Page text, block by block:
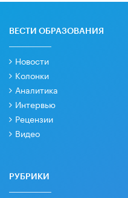
ВЕСТИ ОБРАЗОВАНИЯ
Новости
Колонки
Аналитика
Интервью
Рецензии
Видео
РУБРИКИ